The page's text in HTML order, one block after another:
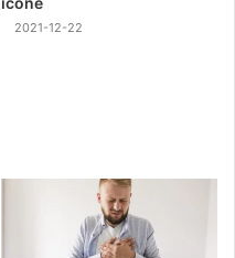
2021-12-22